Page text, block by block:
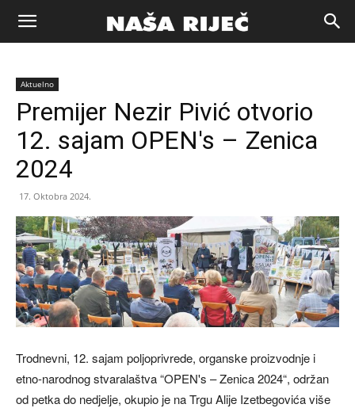
Naša
riječ
Zenica
Aktuelno
Premijer Nezir Pivić otvorio
12. sajam OPEN's – Zenica
2024
17. Oktobra 2024.
Trodnevni, 12. sajam poljoprivrede, organske proizvodnje i
etno-narodnog stvaralaštva “OPEN's – Zenica 2024“, održan
od petka do nedjelje, okupio je na Trgu Alije Izetbegovića više